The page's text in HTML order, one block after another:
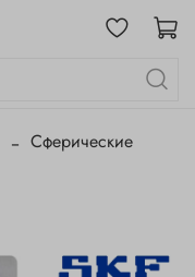
Сферические